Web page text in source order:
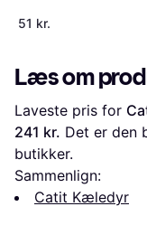
51 kr.
Læs om
Laveste pris for
241 kr. Det er den
butikker.
Sammenlign:
Catit Kæledyr